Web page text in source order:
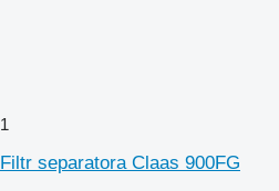
1
Filtr separatora Claas 900FG